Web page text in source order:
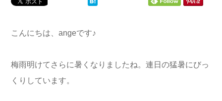
こんにちは、angeです♪
梅雨明けてさらに暑くなりましたね。連日の猛暑にびっ
くりしています。